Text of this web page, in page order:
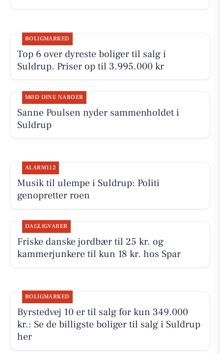
BOLIGMARKED
Top 6 over dyreste boliger til salg i
Suldrup. Priser op til 3.995.000 kr
MØD DINE NABOER
Sanne Poulsen nyder sammenholdet i
Suldrup
ALARM112
Musik til ulempe i Suldrup: Politi
genopretter roen
DAGLIGVARER
Friske danske jordbær til 25 kr. og
kammerjunkere til kun 18 kr. hos Spar
BOLIGMARKED
Byrstedvej 10 er til salg for kun 349.000
kr.: Se de billigste boliger til salg i Suldrup
her